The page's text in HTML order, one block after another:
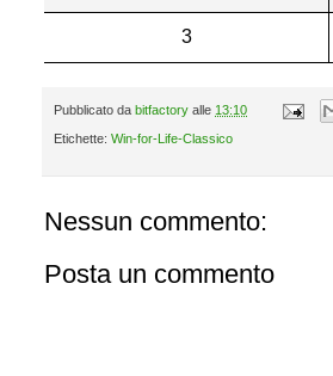
3
Pubblicato da bitfactory alle 13:10
Etichette: Win-for-Life-Classico
Nessun commento:
Posta un commento